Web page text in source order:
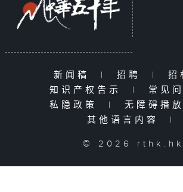
新闻稿 | 招聘 | 招
知识产权告示
| 常见
私隐政策
| 无障碍播
其他语言内容
|
© 2026 rthk.hk